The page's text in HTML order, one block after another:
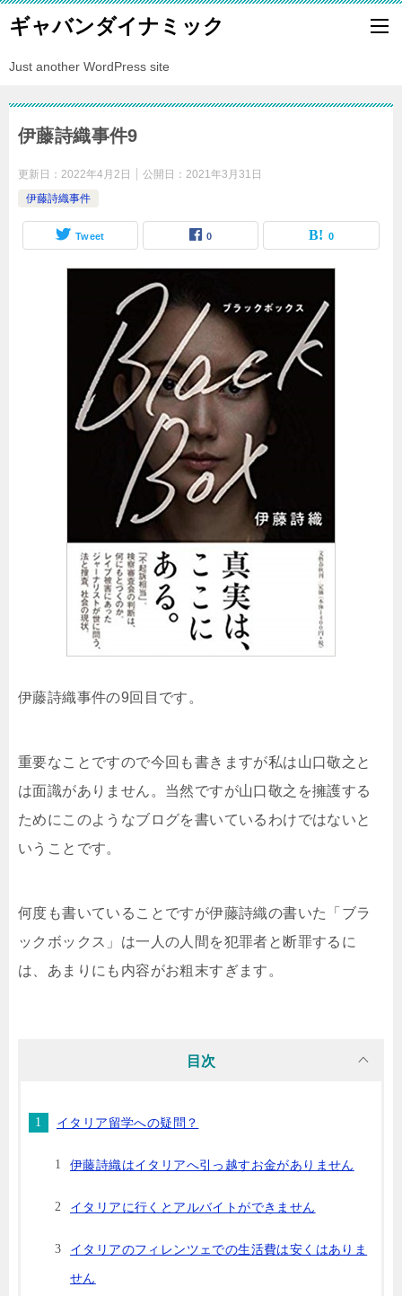
ギャバンダイナミック
Just another WordPress site
伊藤詩織事件9
更新日： 2022年4月2日 公開日： 2021年3月31日
伊藤詩織事件
Tweet 0 0
伊藤詩織事件の9回目です。
重要なことですので今回も書きますが私は山口敬之と
は面識がありません。当然ですが山口敬之を擁護する
ためにこのようなブログを書いているわけではないと
いうことです。
何度も書いていることですが伊藤詩織の書いた「ブラ
ックボックス」は一人の人間を犯罪者と断罪するに
は、あまりにも内容がお粗末すぎます。
目次
イタリア留学への疑問？
伊藤詩織はイタリアへ引っ越すお金がありません
イタリアに行くとアルバイトができません
イタリアのフィレンツェでの生活費は安くはありま
せん